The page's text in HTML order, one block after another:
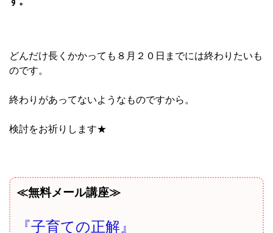
どんだけ長くかかっても８月２０日までには終わりたいも
のです。
終わりがあってないようなものですから。
検討をお祈りします★
≪無料メール講座≫
『子育ての正解』